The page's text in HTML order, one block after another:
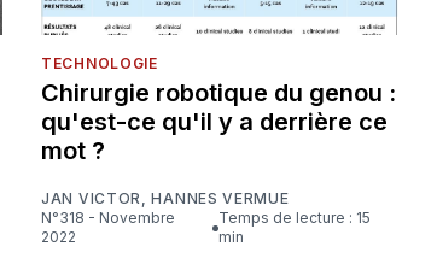
TECHNOLOGIE
Chirurgie robotique du genou :
qu'est-ce qu'il y a derrière ce
mot ?
JAN VICTOR,HANNES VERMUE
N°318 - Novembre
2022
Temps de lecture : 15
min